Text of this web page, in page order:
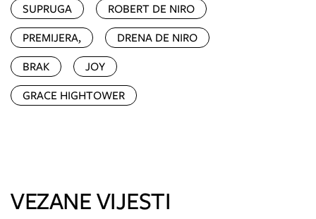
SUPRUGA
ROBERT DE NIRO
PREMIJERA,
DRENA DE NIRO
BRAK
JOY
GRACE HIGHTOWER
VEZANE VIJESTI